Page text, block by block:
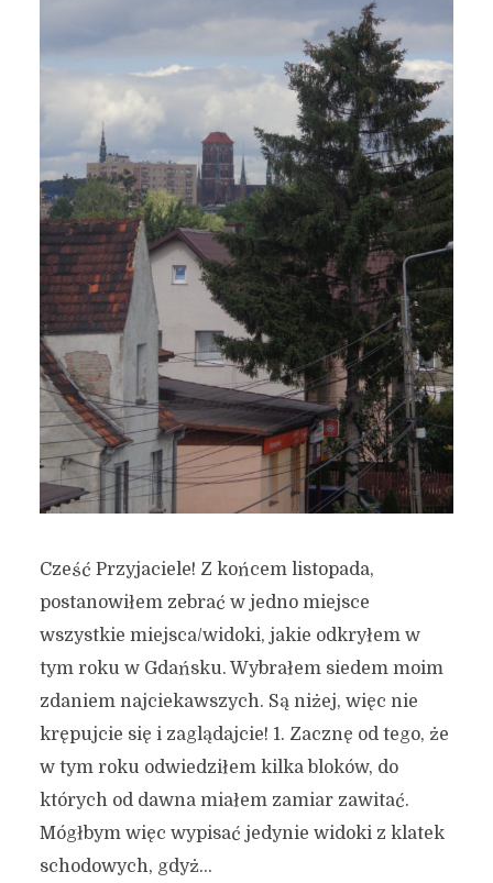
Cześć Przyjaciele! Z końcem listopada,
postanowiłem zebrać w jedno miejsce
wszystkie miejsca/widoki, jakie odkryłem w
tym roku w Gdańsku. Wybrałem siedem moim
zdaniem najciekawszych. Są niżej, więc nie
krępujcie się i zaglądajcie! 1. Zacznę od tego, że
w tym roku odwiedziłem kilka bloków, do
których od dawna miałem zamiar zawitać.
Mógłbym więc wypisać jedynie widoki z klatek
schodowych, gdyż...